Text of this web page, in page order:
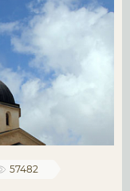
57482